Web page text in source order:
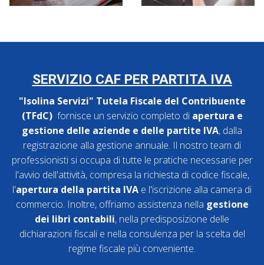
SERVIZIO CAF PER PARTITA IVA
"Isolina Servizi" Tutela Fiscale del Contribuente
(TFdC) fornisce un servizio completo diapertura e
gestione delle aziende e delle partite IVA, dalla
registrazione alla gestione annuale. Il nostro team di
professionisti si occupa di tutte le pratiche necessarie per
l'avvio dell'attività, compresa la richiesta di codice fiscale,
l'apertura della partita IVA e l'iscrizione alla camera di
commercio. Inoltre, offriamo assistenza nella gestione
dei libri contabili, nella predisposizione delle
dichiarazioni fiscali e nella consulenza per la scelta del
regime fiscale più conveniente.